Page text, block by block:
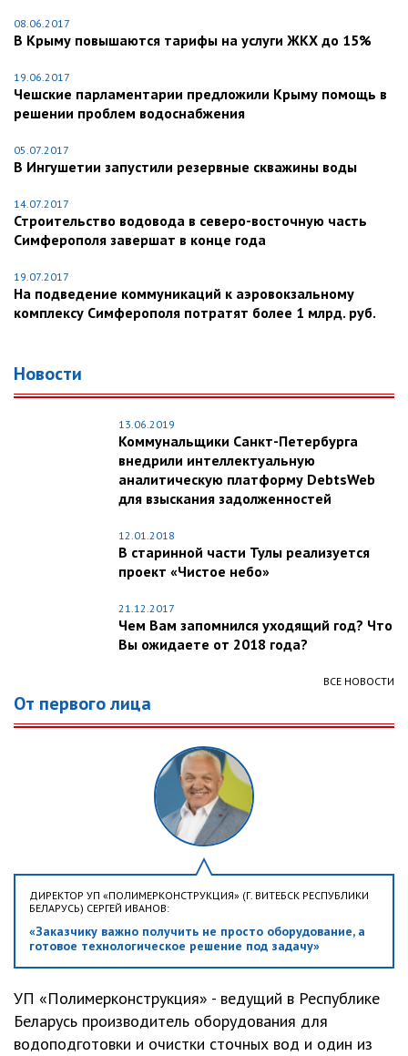
08.06.2017
В Крыму повышаются тарифы на услуги ЖКХ до 15%
19.06.2017
Чешские парламентарии предложили Крыму помощь в
решении проблем водоснабжения
05.07.2017
В Ингушетии запустили резервные скважины воды
14.07.2017
Строительство водовода в северо-восточную часть
Симферополя завершат в конце года
19.07.2017
На подведение коммуникаций к аэровокзальному
комплексу Симферополя потратят более 1 млрд. руб.
Новости
13.06.2019
Коммунальщики Санкт-Петербурга
внедрили интеллектуальную
аналитическую платформу DebtsWeb
для взыскания задолженностей
12.01.2018
В старинной части Тулы реализуется
проект «Чистое небо»
21.12.2017
Чем Вам запомнился уходящий год? Что
Вы ожидаете от 2018 года?
ВСЕ НОВОСТИ
От первого лица
ДИРЕКТОР УП «ПОЛИМЕРКОНСТРУКЦИЯ» (Г. ВИТЕБСК РЕСПУБЛИКИ
БЕЛАРУСЬ) СЕРГЕЙ ИВАНОВ:
«Заказчику важно получить не просто оборудование, а
готовое технологическое решение под задачу»
УП «Полимерконструкция» - ведущий в Республике
Беларусь производитель оборудования для
водоподготовки и очистки сточных вод и один из